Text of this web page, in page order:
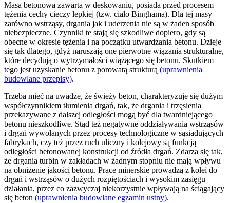
Masa betonowa zawarta w deskowaniu, posiada przed procesem
tężenia cechy cieczy lepkiej (tzw. ciało Binghama). Dla tej masy
zarówno wstrząsy, drgania jak i uderzenia nie są w żaden sposób
niebezpieczne. Czynniki te stają się szkodliwe dopiero, gdy są
obecne w okresie tężenia i na początku utwardzania betonu. Dzieje
się tak dlatego, gdyż naruszają one pierwotne wiązania strukturalne,
które decydują o wytrzymałości wiążącego się betonu. Skutkiem
tego jest uzyskanie betonu z porowatą strukturą (uprawnienia
budowlane przepisy).
Trzeba mieć na uwadze, że świeży beton, charakteryzuje się dużym
współczynnikiem tłumienia drgań, tak, że drgania i trzęsienia
przekazywane z dalszej odległości mogą być dla twardniejącego
betonu nieszkodliwe. Stąd też negatywne oddziaływania wstrząsów
i drgań wywołanych przez procesy technologiczne w sąsiadujących
fabrykach, czy też przez ruch uliczny i kolejowy są funkcją
odległości betonowanej konstrukcji od źródła drgań. Zdarza się tak,
że drgania turbin w zakładach w żadnym stopniu nie mają wpływu
na obniżenie jakości betonu. Prace minerskie prowadzą z kolei do
drgań i wstrząsów o dużych rozpiętościach i wysokim zasięgu
działania, przez co zazwyczaj niekorzystnie wpływają na ściągający
się beton (uprawnienia budowlane egzamin ustny).